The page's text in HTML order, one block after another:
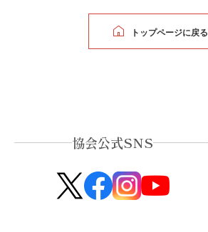
トップページに戻る
協会公式SNS